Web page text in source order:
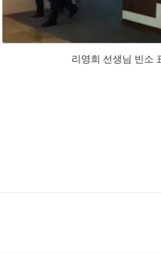
리영희 선생님 빈소